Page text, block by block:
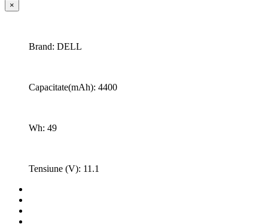
×
Brand: DELL
Capacitate(mAh): 4400
Wh: 49
Tensiune (V): 11.1